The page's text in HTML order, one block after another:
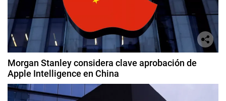
Morgan Stanley considera clave aprobación de
Apple Intelligence en China